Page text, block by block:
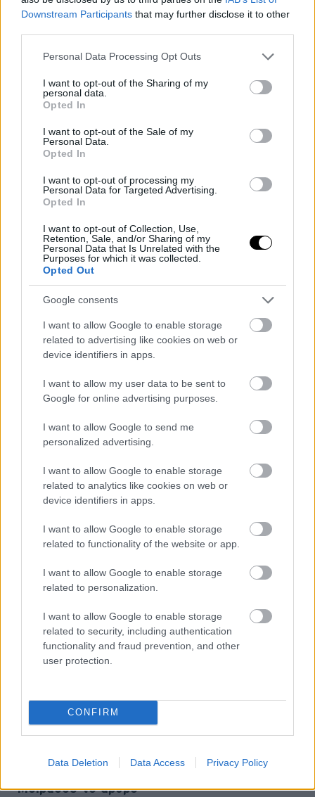
Downstream Participants that may further disclose it to other
Please note that this website/app uses one or more Google
not limited to your visit or usage behaviour. You may click to
grant or deny consent to Google and its third-party tags to
use your data for below specified purposes in below Google
consent section.
Personal Data Processing Opt Outs
I want to opt-out of the Sharing of my
personal data.
Opted In
I want to opt-out of the Sale of my
Personal Data.
Opted In
I want to opt-out of processing my
Personal Data for Targeted Advertising.
Opted In
I want to opt-out of Collection, Use,
Retention, Sale, and/or Sharing of my
Personal Data that Is Unrelated with the
Purposes for which it was collected.
Opted Out
Google consents
I want to allow Google to enable storage
related to advertising like cookies on web or
device identifiers in apps.
I want to allow my user data to be sent to
Google for online advertising purposes.
I want to allow Google to send me
personalized advertising.
I want to allow Google to enable storage
related to analytics like cookies on web or
device identifiers in apps.
I want to allow Google to enable storage
related to functionality of the website or app.
I want to allow Google to enable storage
related to personalization.
I want to allow Google to enable storage
related to security, including authentication
functionality and fraud prevention, and other
user protection.
CONFIRM
Data Deletion Data Access Privacy Policy
Κι αν όλα αυτά δεν σου φαίνονται ήδη αρκετά,
συνοδεύεται απόεργοστασιακή εγγύηση 8 ετών ή
160.000 χλμ.και η
κοστίζει33.900 ευρώ, τιμή στην οποία αν
υπολογίσεις την
προωθητική ενέργεια 1.000 ευρώ
πέσει οριακάκάτω από τις 30.000 ευρώ.
Σωστά το σκέφτεσαι. Αν ένα κινεζικό μοντέλο είναι
μέσα στις επιλογές σου, στη συγκεκριμένη περίπτωση
αγοράζεις πολύ αυτοκίνητο για τα χρήματα που
GAC Aion V
Κινητήρας: 1 ηλεκτροκινητήρας
Κίνηση:Μπροστά
Ισχύς:204 ίπποι
Ροπή:240 Nm
0-100 km/h:7,9 sec
Τελική ταχύτητα:160 km/h
μέση εργοστασιακή:16,5 kWh/100 km
μέση δοκιμής:17,7 kWh/100 km
Διαστάσεις
ΜxΠxΥ:4.605 mm x 1.876 mm x 1.686 mm
Χώρος αποσκευών:427-978 lt
Αυτονομία: 510 km
από 32.900 ευρώ
GAC AION V
Μοιράσου το άρθρο